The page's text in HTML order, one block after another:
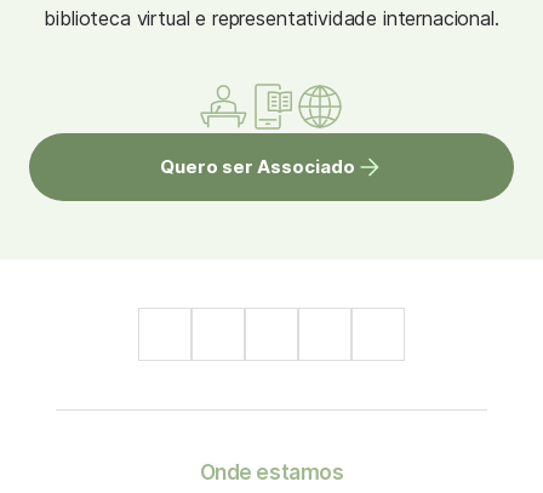
biblioteca virtual e representatividade internacional.
Quero ser Associado
Onde estamos